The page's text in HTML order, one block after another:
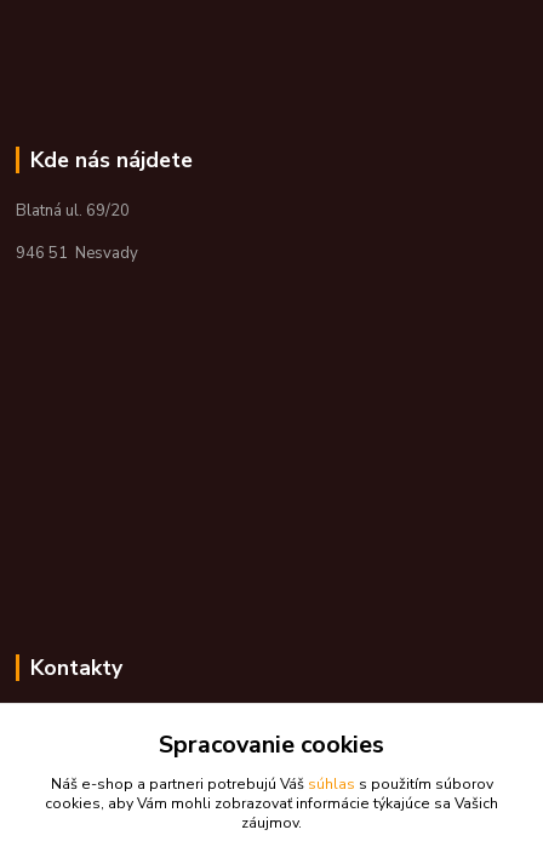
Kde nás nájdete
Blatná ul. 69/20
946 51 Nesvady
Kontakty
+421 948 776 224
skdarceky@skdarceky.sk
Spracovanie cookies
Náš e-shop a partneri potrebujú Váš súhlas s použitím súborov
cookies, aby Vám mohli zobrazovať informácie týkajúce sa Vašich
záujmov.